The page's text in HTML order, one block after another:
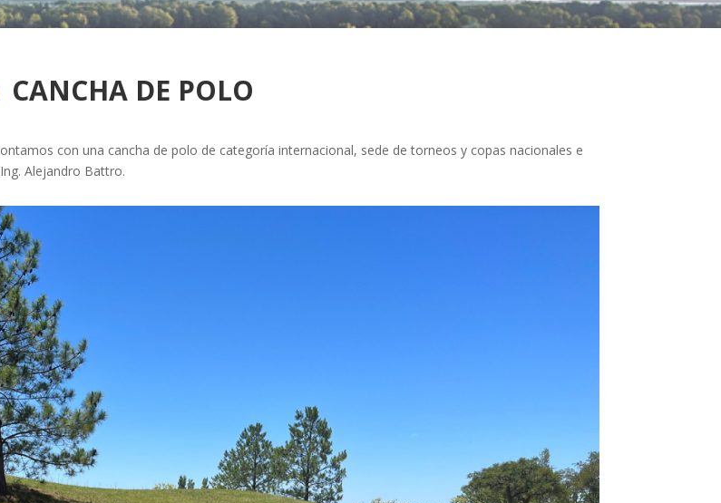
CANCHA DE POLO
con una cancha de polo de categoría internacional, sede de torneos y copas nacionales e
Alejandro Battro.